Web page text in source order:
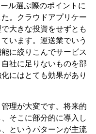
ル選ぶ際のポイントに
。クラウドアプリケー
大きな投資をせずとも
います。運送業でいう
に絞りこんでサービス
社に足りないものを部
にはとても効果があり
理が大変です。将来的
そこに部分的に導入し
というパターンが主流